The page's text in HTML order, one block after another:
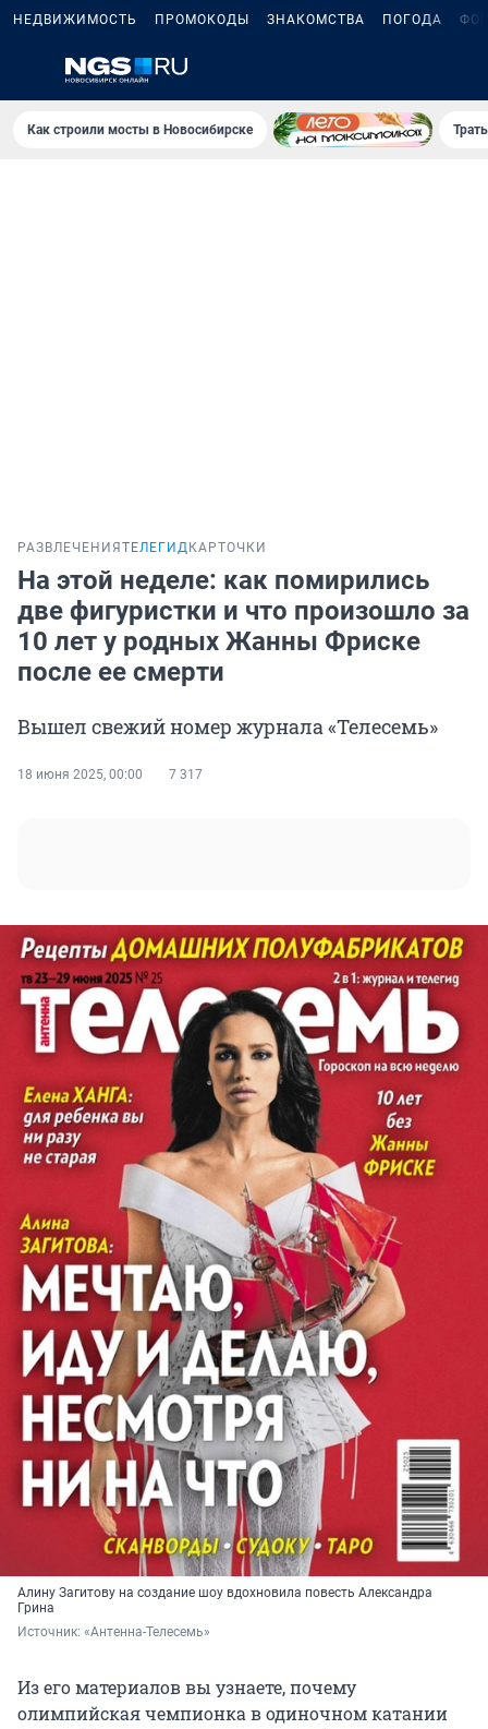
НЕДВИЖИМОСТЬ ПРОМОКОДЫ ЗНАКОМСТВА ПОГОДА
Как строили мосты в Новосибирске
РАЗВЛЕЧЕНИЯ ТЕЛЕГИД КАРТОЧКИ
На этой неделе: как помирились
две фигуристки и что произошло за
10 лет у родных Жанны Фриске
после ее смерти
Вышел свежий номер журнала «Телесемь»
18 июня 2025, 00:00 7 317
Алину Загитову на создание шоу вдохновила повесть Александра
Грина
Источник: «Антенна-Телесемь»
Из его материалов вы узнаете, почему
олимпийская чемпионка в одиночном катании